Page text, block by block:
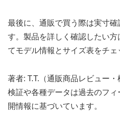
最後に、通販で買う際は実寸
す。製品を詳しく確認したい方
てモデル情報とサイズ表をチェ
著者: T.T.（通販商品レビュー・
検証や各種データは過去のフ
開情報に基づいています。